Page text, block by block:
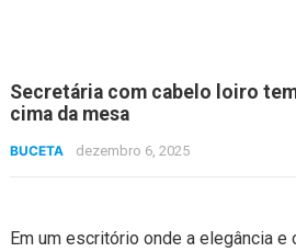
Secretária com cabelo loiro
cima da mesa
BUCETA dezembro 6, 2025
Em um escritório onde a elegância